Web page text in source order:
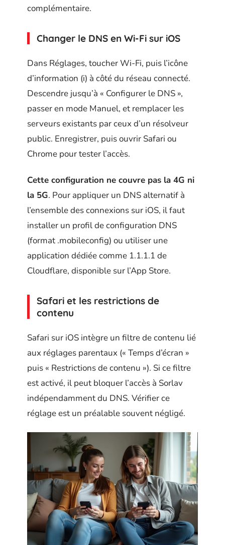
complémentaire.
Changer le DNS en Wi-Fi sur iOS
Dans Réglages, toucher Wi-Fi, puis l’icône
d’information (i) à côté du réseau connecté.
Descendre jusqu’à « Configurer le DNS »,
passer en mode Manuel, et remplacer les
serveurs existants par ceux d’un résolveur
public. Enregistrer, puis ouvrir Safari ou
Chrome pour tester l’accès.
Cette configuration ne couvre pas la 4G ni
la 5G. Pour appliquer un DNS alternatif à
l’ensemble des connexions sur iOS, il faut
installer un profil de configuration DNS
(format .mobileconfig) ou utiliser une
application dédiée comme 1.1.1.1 de
Cloudflare, disponible sur l’App Store.
Safari et les restrictions de
contenu
Safari sur iOS intègre un filtre de contenu lié
aux réglages parentaux (« Temps d’écran »
puis « Restrictions de contenu »). Si ce filtre
est activé, il peut bloquer l’accès à Sorlav
indépendamment du DNS. Vérifier ce
réglage est un préalable souvent négligé.